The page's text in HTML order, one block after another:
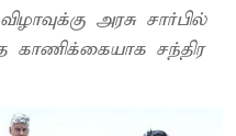
அரசு சார்பில்
சந்திர